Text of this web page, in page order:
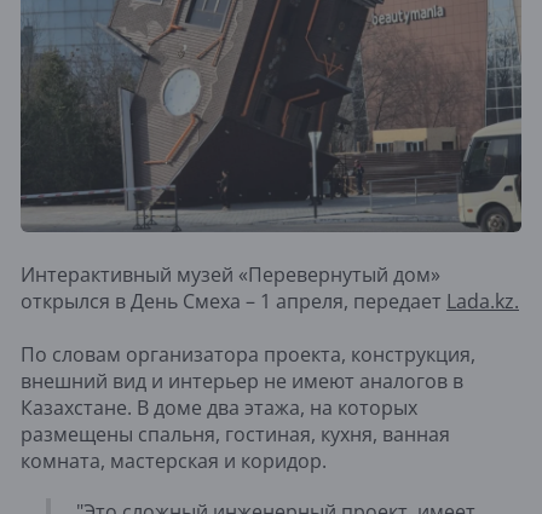
Интерактивный музей «Перевернутый дом»
открылся в День Смеха – 1 апреля, передает Lada.kz.
По словам организатора проекта, конструкция,
внешний вид и интерьер не имеют аналогов в
Казахстане. В доме два этажа, на которых
размещены спальня, гостиная, кухня, ванная
комната, мастерская и коридор.